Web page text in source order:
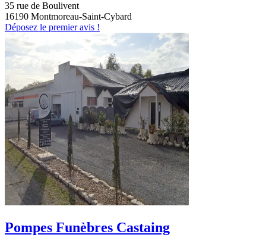
35 rue de Boulivent
16190 Montmoreau-Saint-Cybard
Déposez le premier avis !
Pompes Funèbres Castaing